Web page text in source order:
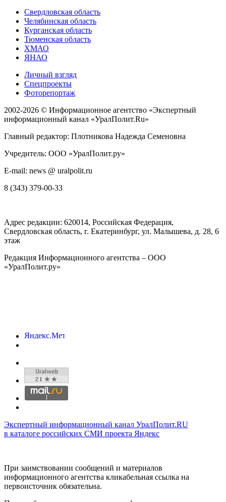
Свердловская область
Челябинская область
Курганская область
Тюменская область
ХМАО
ЯНАО
Личный взгляд
Спецпроекты
Фоторепортаж
2002-2026 © Информационное агентство «Экспертный
информационный канал «УралПолит.Ru»
Главный редактор: Плотникова Надежда Семеновна
Учредитель: ООО «УралПолит.ру»
E-mail: news @ uralpolit.ru
8 (343) 379-00-33
Адрес редакции: 620014, Российская Федерация,
Свердловская область, г. Екатеринбург, ул. Малышева, д. 28, 6
этаж
Редакция Информационного агентства – ООО
«УралПолит.ру»
Экспертный информационный канал УралПолит.RU
в каталоге российских СМИ проекта Яндекс
При заимствовании сообщений и материалов
информационного агентства кликабельная ссылка на
первоисточник обязательна.